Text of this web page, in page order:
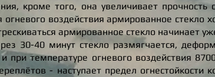
кроме того, она увеличивает прочность
воздействия армированное стекло
армированное стекло начинает
30-40 минут стекло размягчается,
при температуре огневого воздействия
- наступает предел огнестойкости